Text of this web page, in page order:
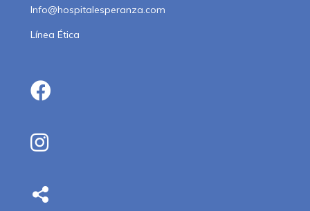
Info@hospitalesperanza.com
Línea Ética